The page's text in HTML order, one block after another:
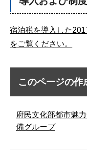
宿泊税を導入した
をご覧ください。
このページの作
府民文化部都市魅
備グループ